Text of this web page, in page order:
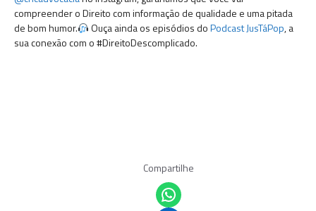
compreender o Direito com informação de qualidade e uma pitada
de bom humor.
Ouça ainda os episódios doPodcast JusTáPop, a
sua conexão com o #DireitoDescomplicado.
Compartilhe
Share on WhatsApp